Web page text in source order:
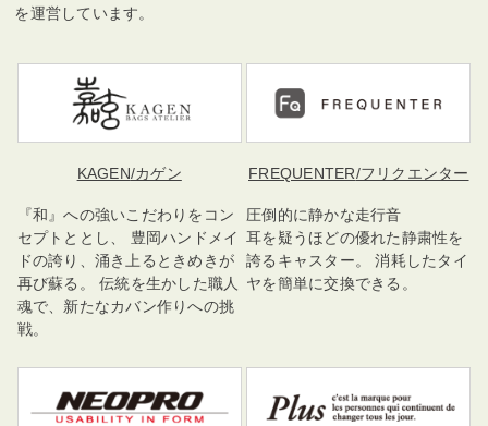
を運営しています。
KAGEN/カゲン
『和』への強いこだわりをコン
セプトととし、 豊岡ハンドメイ
ドの誇り、涌き上るときめきが
再び蘇る。 伝統を生かした職人
魂で、新たなカバン作りへの挑
戦。
FREQUENTER/フリクエンター
圧倒的に静かな走行音
耳を疑うほどの優れた静粛性を
誇るキャスター。 消耗したタイ
ヤを簡単に交換できる。